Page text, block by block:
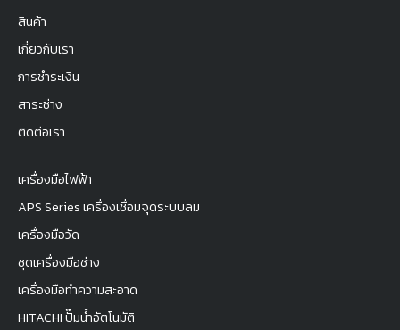
สินค้า
เกี่ยวกับเรา
การชำระเงิน
สาระช่าง
ติดต่อเรา
เครื่องมือไฟฟ้า
APS Series เครื่องเชื่อมจุดระบบลม
เครื่องมือวัด
ชุดเครื่องมือช่าง
เครื่องมือทำความสะอาด
HITACHI ปั๊มน้ำอัตโนมัติ